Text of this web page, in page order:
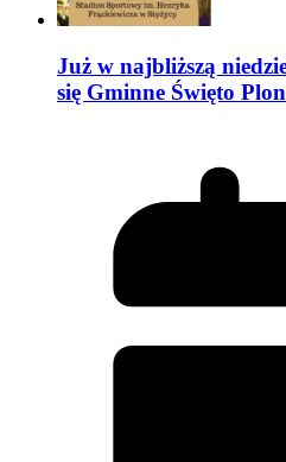
Już w najbliższą
się Gminne Święto